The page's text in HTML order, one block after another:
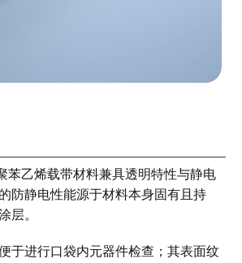
乙烯载带材料兼具透明特性与静电
防静电性能源于材料本身固有且持
层。
于进行口袋内元器件检查；其表面纹